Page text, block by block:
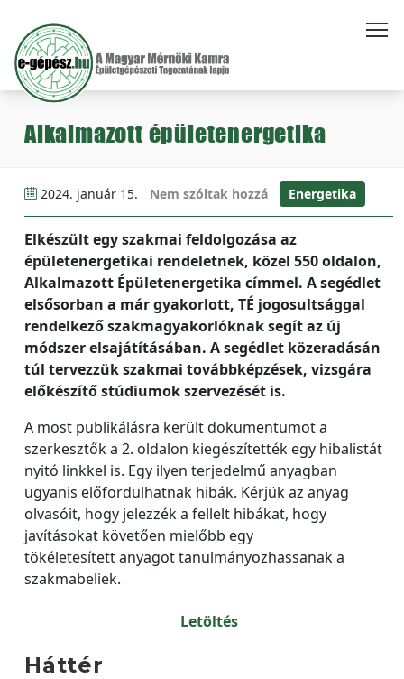
Alkalmazott épületenergetika
2024. január 15. Nem szóltak hozzá Energetika
Elkészült egy szakmai feldolgozása az
épületenergetikai rendeletnek, közel 550 oldalon,
Alkalmazott Épületenergetika címmel. A segédlet
elsősorban a már gyakorlott, TÉ jogosultsággal
rendelkező szakmagyakorlóknak segít az új
módszer elsajátításában. A segédlet közeradásán
túl tervezzük szakmai továbbképzések, vizsgára
előkészítő stúdiumok szervezését is.
A most publikálásra került dokumentumot a
szerkesztők a 2. oldalon kiegészítették egy hibalistát
nyitó linkkel is. Egy ilyen terjedelmű anyagban
ugyanis előfordulhatnak hibák. Kérjük az anyag
olvasóit, hogy jelezzék a fellelt hibákat, hogy
javításokat követően mielőbb egy
tökéletesített anyagot tanulmányozhassanak a
szakmabeliek.
Letöltés
Háttér